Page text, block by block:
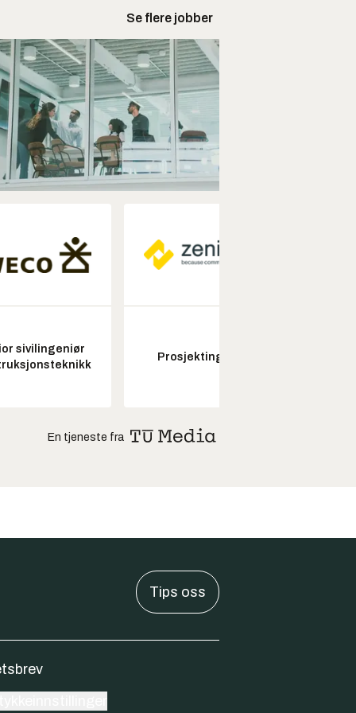
Se flere jobber
sivilingeniør
Prosjektingeniør
En tjeneste fra
Tips oss